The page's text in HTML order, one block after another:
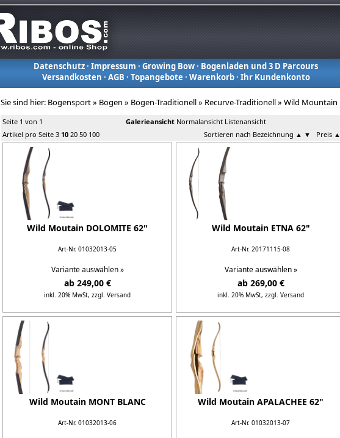
Datenschutz· Impressum · Growing Bow· Bogenladen und 3 D Parcours
Versandkosten · AGB · Topangebote · Warenkorb· Ihr Kundenkonto
Sie sind hier: Bogensport» Bögen » Bögen-Traditionell» Recurve-Traditionell» Wild Mountain
Seite 1 von 1 Galerieansicht Normalansicht Listenansicht
Artikel pro Seite 3 10 20 50 100 Sortieren nach Bezeichnung ▲ ▼ Preis ▲
Wild Moutain DOLOMITE 62"
Art-Nr. 01032013-05
Variante auswählen »
ab 249,00 €
inkl. 20% MwSt, zzgl. Versand
Details...
Wild Moutain ETNA 62"
Art-Nr. 20171115-08
Variante auswählen »
ab 269,00 €
inkl. 20% MwSt, zzgl. Versand
Details...
Wild Moutain MONT BLANC
Art-Nr. 01032013-06
Wild Moutain APALACHEE 62"
Art-Nr. 01032013-07